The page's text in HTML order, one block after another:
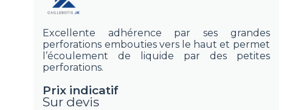
Excellente adhérence par ses grandes
perforations embouties vers le haut et permet
l’écoulement de liquide par des petites
perforations.
Prix indicatif
Sur devis